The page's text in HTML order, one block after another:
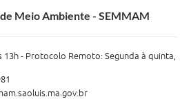
Meio Ambiente - SEMMAM
13h - Protocolo Remoto: Segunda à quinta,